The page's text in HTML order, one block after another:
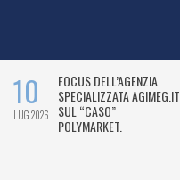
10
LUG 2026
FOCUS DELL’AGENZIA
SPECIALIZZATA AGIMEG.IT
SUL “CASO”
POLYMARKET.